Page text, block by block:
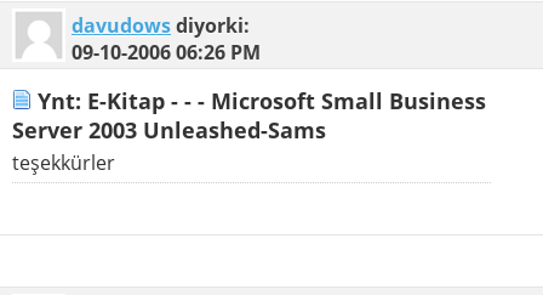
davudowsdiyorki:
09-10-200606:26 PM
Ynt: E-Kitap - - - Microsoft Small Business
Server 2003 Unleashed-Sams
teşekkürler